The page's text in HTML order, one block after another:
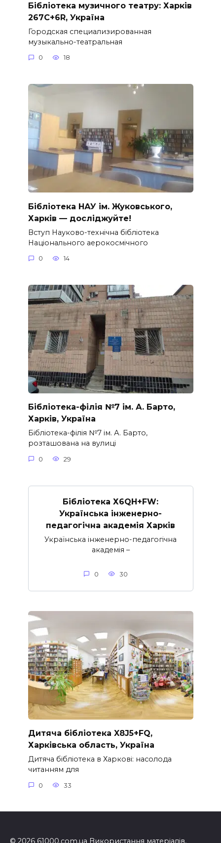
Бібліотека музичного театру: Харків
267C+6R, Україна
Городская специализированная
музыкально-театральная
0 18
Бібліотека НАУ ім. Жуковського,
Харків — досліджуйте!
Вступ Науково-технічна бібліотека
Національного аерокосмічного
0 14
Бібліотека-філія №7 ім. А. Барто,
Харків, Україна
Бібліотека-філія №7 ім. А. Барто,
розташована на вулиці
0 29
Бібліотека Х6QH+FW:
Українська інженерно-
педагогічна академія Харків
Українська інженерно-педагогічна
академія –
0 30
Дитяча бібліотека X8J5+FQ,
Харківська область, Україна
Дитяча бібліотека в Харкові: насолода
читанням для
0 33
© 2026 61000.com.ua Використання матеріалів,